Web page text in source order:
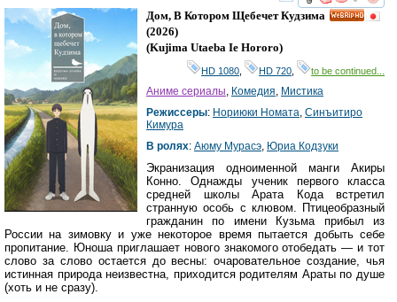
смотреть
Дом, В Котором Щебечет Кудзима
(2026)
(Kujima Utaeba Ie Hororo)
HD 1080 HD 720 to be continued...
Аниме сериалы, Комедия, Мистика
Режиссеры: Нориюки Номата, Синъитиро
Кимура
В ролях: Аюму Мурасэ, Юриа Кодзуки
Экранизация одноименной манги Акиры
Конно. Однажды ученик первого класса
средней школы Арата Кода встретил
странную особь с клювом. Птицеобразный
гражданин по имени Кузьма прибыл из
России на зимовку и уже некоторое время пытается добыть себе
пропитание. Юноша приглашает нового знакомого отобедать — и тот
слово за слово остается до весны: очаровательное создание, чья
истинная природа неизвестна, приходится родителям Араты по душе
(хоть и не сразу).